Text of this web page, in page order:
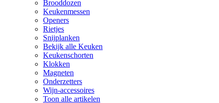
Brooddozen
Keukenmessen
Openers
Rietjes
Snijplanken
Bekijk alle Keuken
Keukenschorten
Klokken
Magneten
Onderzetters
Wijn-accessoires
Toon alle artikelen